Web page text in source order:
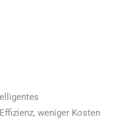
weniger Kosten